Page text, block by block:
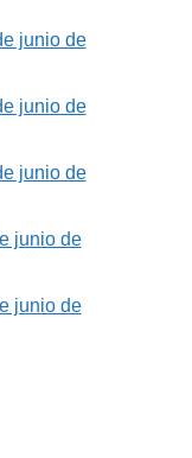
junio de
junio de
junio de
junio de
junio de